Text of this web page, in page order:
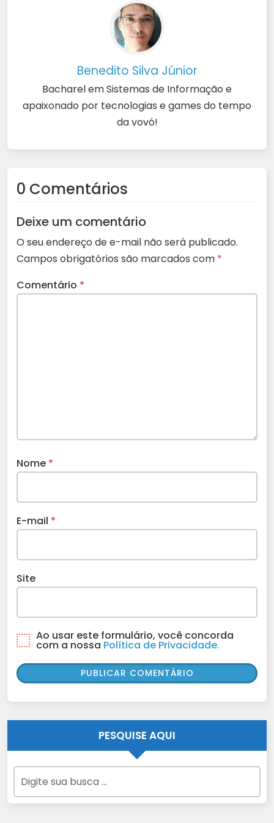
Benedito Silva Júnior
Bacharel em Sistemas de Informação e
apaixonado por tecnologias e games do tempo
da vovó!
0 Comentários
Deixe um comentário
O seu endereço de e-mail não será publicado.
Campos obrigatórios são marcados com *
Comentário *
Nome *
E-mail *
Site
Ao usar este formulário, você concorda
com a nossa Política de Privacidade.
PESQUISE AQUI